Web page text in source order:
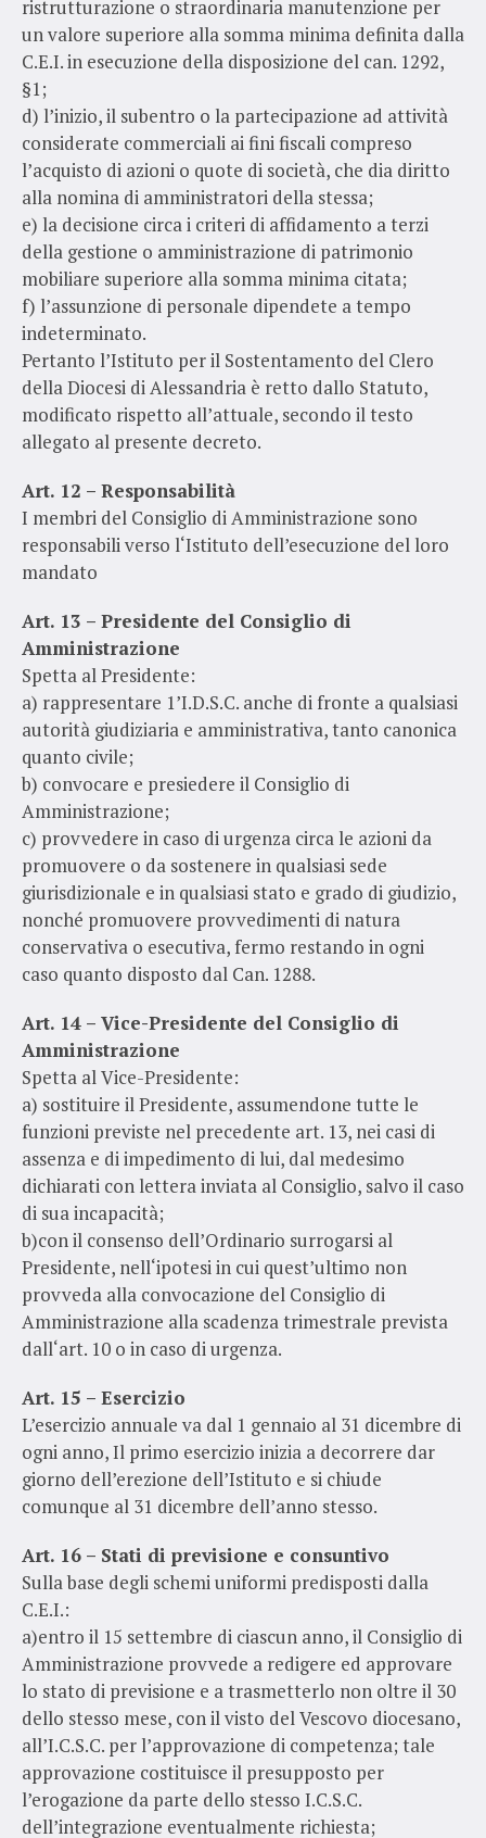
ristrutturazione o straordinaria manutenzione per
un valore superiore alla somma minima definita dalla
C.E.I. in esecuzione della disposizione del can. 1292,
§1;
d) l’inizio, il subentro o la partecipazione ad attività
considerate commerciali ai fini fiscali compreso
l’acquisto di azioni o quote di società, che dia diritto
alla nomina di amministratori della stessa;
e) la decisione circa i criteri di affidamento a terzi
della gestione o amministrazione di patrimonio
mobiliare superiore alla somma minima citata;
f) l’assunzione di personale dipendete a tempo
indeterminato.
Pertanto l’Istituto per il Sostentamento del Clero
della Diocesi di Alessandria è retto dallo Statuto,
modificato rispetto all’attuale, secondo il testo
allegato al presente decreto.
Art. 12 – Responsabilità
I membri del Consiglio di Amministrazione sono
responsabili verso l‘Istituto dell’esecuzione del loro
mandato
Art. 13 – Presidente del Consiglio di
Amministrazione
Spetta al Presidente:
a) rappresentare 1’I.D.S.C. anche di fronte a qualsiasi
autorità giudiziaria e amministrativa, tanto canonica
quanto civile;
b) convocare e presiedere il Consiglio di
Amministrazione;
c) provvedere in caso di urgenza circa le azioni da
promuovere o da sostenere in qualsiasi sede
giurisdizionale e in qualsiasi stato e grado di giudizio,
nonché promuovere provvedimenti di natura
conservativa o esecutiva, fermo restando in ogni
caso quanto disposto dal Can. 1288.
Art. 14 – Vice-Presidente del Consiglio di
Amministrazione
Spetta al Vice-Presidente:
a) sostituire il Presidente, assumendone tutte le
funzioni previste nel precedente art. 13, nei casi di
assenza e di impedimento di lui, dal medesimo
dichiarati con lettera inviata al Consiglio, salvo il caso
di sua incapacità;
b)con il consenso dell’Ordinario surrogarsi al
Presidente, nell‘ipotesi in cui quest’ultimo non
provveda alla convocazione del Consiglio di
Amministrazione alla scadenza trimestrale prevista
dall‘art. 10 o in caso di urgenza.
Art. 15 – Esercizio
L’esercizio annuale va dal 1 gennaio al 31 dicembre di
ogni anno, Il primo esercizio inizia a decorrere dar
giorno dell’erezione dell’Istituto e si chiude
comunque al 31 dicembre dell’anno stesso.
Art. 16 – Stati di previsione e consuntivo
Sulla base degli schemi uniformi predisposti dalla
C.E.I.:
a)entro il 15 settembre di ciascun anno, il Consiglio di
Amministrazione provvede a redigere ed approvare
lo stato di previsione e a trasmetterlo non oltre il 30
dello stesso mese, con il visto del Vescovo diocesano,
all’I.C.S.C. per l’approvazione di competenza; tale
approvazione costituisce il presupposto per
l’erogazione da parte dello stesso I.C.S.C.
dell’integrazione eventualmente richiesta;